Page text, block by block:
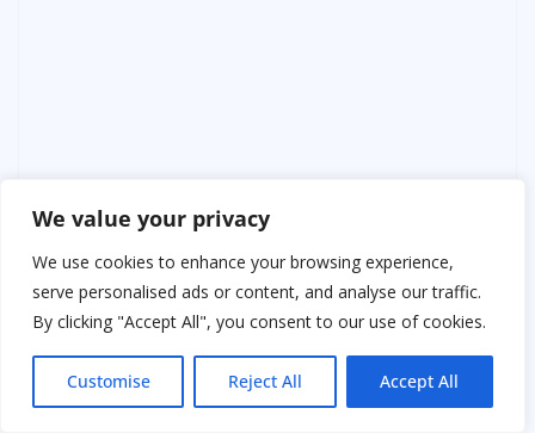
We value your privacy
We use cookies to enhance your browsing experience,
serve personalised ads or content, and analyse our traffic.
By clicking "Accept All", you consent to our use of cookies.
Customise Reject All Accept All
В прихожей стало тихо. Сенатор вернулся из
комнаты, лёг у моих ног и положил голову мне на
колено. В его взгляде читалось: «Хозяйка, ты гений».